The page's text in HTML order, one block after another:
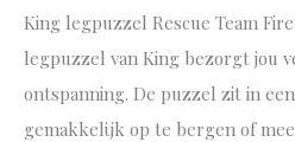
King legpuzzel Rescue Team
legpuzzel van King bezorgt jou
ontspanning. De puzzel zit in
gemakkelijk op te bergen of